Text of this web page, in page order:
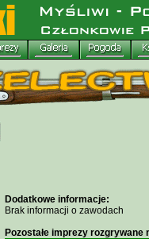
Dodatkowe informacje:
Brak informacji o zawodach
Pozostałe imprezy rozgrywane